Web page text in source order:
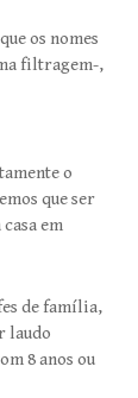
os nomes
filtragem-,
o
que ser
em
de família,
laudo
8 anos ou